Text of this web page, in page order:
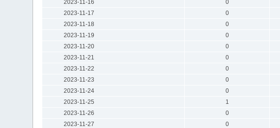
2023-11-16
0
2023-11-17
0
2023-11-18
0
2023-11-19
0
2023-11-20
0
2023-11-21
0
2023-11-22
0
2023-11-23
0
2023-11-24
0
2023-11-25
1
2023-11-26
0
2023-11-27
0